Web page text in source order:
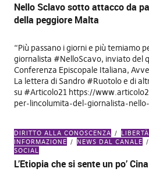
Nello Sclavo sotto attacco da
della peggiore Malta
“Più passano i giorni e più temiamo
giornalista #NelloScavo, inviato del
Conferenza Episcopale Italiana,
La lettera di Sandro #Ruotolo e di
su #Articolo21 https://
per-lincolumita-del-giornalista-
DIRITTO ALLA CONOSCENZA
INFORMAZIONE
NEWS DAL CANALE
SOCIAL
L’Etiopia che si sente un po’ Cina